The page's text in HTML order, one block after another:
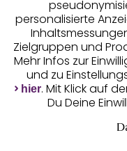
Geprüfte
Unsere Apps
personalisierte
Zielgruppen und
Mehr Infos zur
und zu
hier. Mit Klick auf
Du Deine